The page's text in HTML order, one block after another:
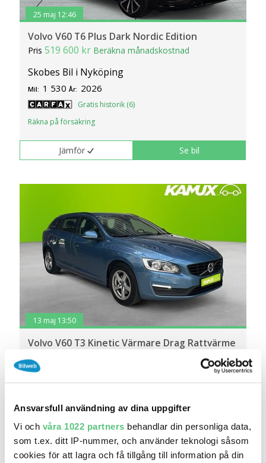
Ansvarsfull användning av dina uppgifter
Vi och våra 1022 partners behandlar din personliga data,
som t.ex. ditt IP-nummer, och använder teknologi såsom
cookies för att lagra och få tillgång till information på din
25 maj 12:46
Volvo V60 T6 Plus Dark Nordic Edition
Pris519 600 kr Beräkna månadskostnad
Skobes Bil i Nyköping
Mil: 1 530 År: 2026
Gratis historik (6)
Räkna på försäkring
Jämför Se bil
13 maj 13:50
Volvo V60 T3 Kinetic Värmare Drag Rattvärme
Pris
Mil: 9 360 År: 2017 Drivmedel:
Gratis historik (16)
Räkna på försäkring